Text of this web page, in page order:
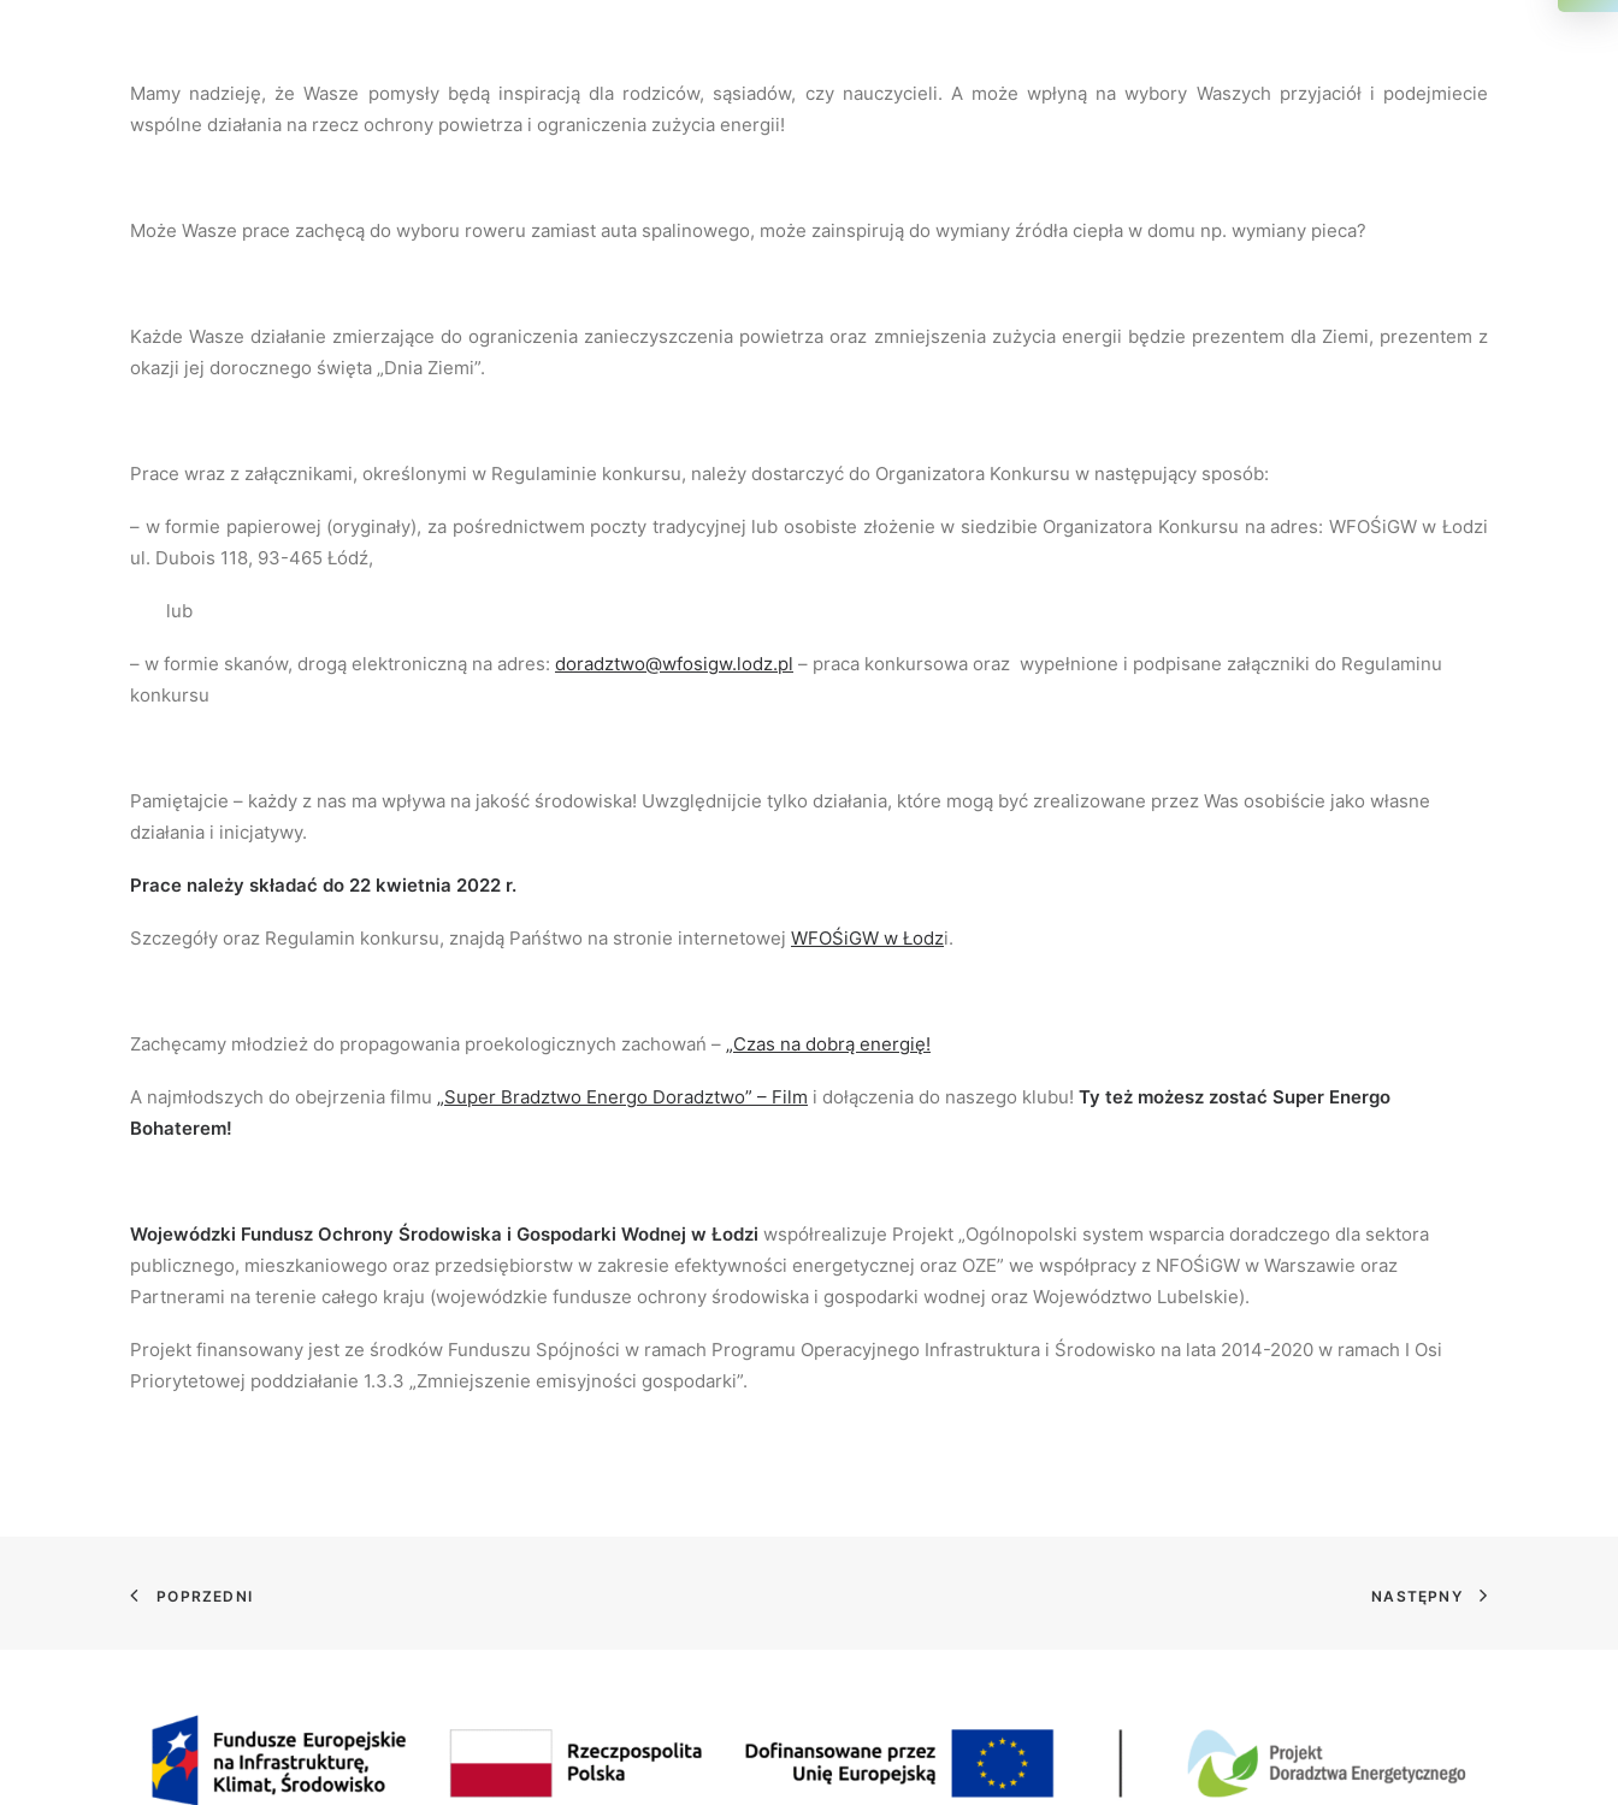
Mamy nadzieję, że Wasze pomysły będą inspiracją dla rodziców, sąsiadów, czy nauczycieli. A może wpłyną na wybory Waszych przyjaciół i podejmiecie
wspólne działania na rzecz ochrony powietrza i ograniczenia zużycia energii!
Może Wasze prace zachęcą do wyboru roweru zamiast auta spalinowego, może zainspirują do wymiany źródła ciepła w domu np. wymiany pieca?
Każde Wasze działanie zmierzające do ograniczenia zanieczyszczenia powietrza oraz zmniejszenia zużycia energii będzie prezentem dla Ziemi, prezentem z
okazji jej dorocznego święta „Dnia Ziemi”.
Prace wraz z załącznikami, określonymi w Regulaminie konkursu, należy dostarczyć do Organizatora Konkursu w następujący sposób:
– w formie papierowej (oryginały), za pośrednictwem poczty tradycyjnej lub osobiste złożenie w siedzibie Organizatora Konkursu na adres: WFOŚiGW w Łodzi
ul. Dubois 118, 93-465 Łódź,
lub
– w formie skanów, drogą elektroniczną na adres: doradztwo@wfosigw.lodz.pl – praca konkursowa oraz wypełnione i podpisane załączniki do Regulaminu
konkursu
Pamiętajcie – każdy z nas ma wpływa na jakość środowiska! Uwzględnijcie tylko działania, które mogą być zrealizowane przez Was osobiście jako własne
działania i inicjatywy.
Prace należy składać do 22 kwietnia 2022 r.
Szczegóły oraz Regulamin konkursu, znajdą Pańśtwo na stronie internetowej WFOŚiGW w Łodzi.
Zachęcamy młodzież do propagowania proekologicznych zachowań – „Czas na dobrą energię!
A najmłodszych do obejrzenia filmu „Super Bradztwo Energo Doradztwo” – Film i dołączenia do naszego klubu! Ty też możesz zostać Super Energo
Bohaterem!
Wojewódzki Fundusz Ochrony Środowiska i Gospodarki Wodnej w Łodzi współrealizuje Projekt „Ogólnopolski system wsparcia doradczego dla sektora
publicznego, mieszkaniowego oraz przedsiębiorstw w zakresie efektywności energetycznej oraz OZE” we współpracy z NFOŚiGW w Warszawie oraz
Partnerami na terenie całego kraju (wojewódzkie fundusze ochrony środowiska i gospodarki wodnej oraz Województwo Lubelskie).
Projekt finansowany jest ze środków Funduszu Spójności w ramach Programu Operacyjnego Infrastruktura i Środowisko na lata 2014-2020 w ramach I Osi
Priorytetowej poddziałanie 1.3.3 „Zmniejszenie emisyjności gospodarki”.
POPRZEDNI NASTĘPNY